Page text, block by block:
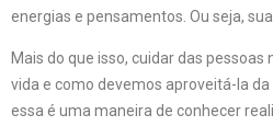
energias e pensamentos. Ou seja,
Mais do que isso, cuidar das
vida e como devemos aproveitá-la
essa é uma maneira de conhecer